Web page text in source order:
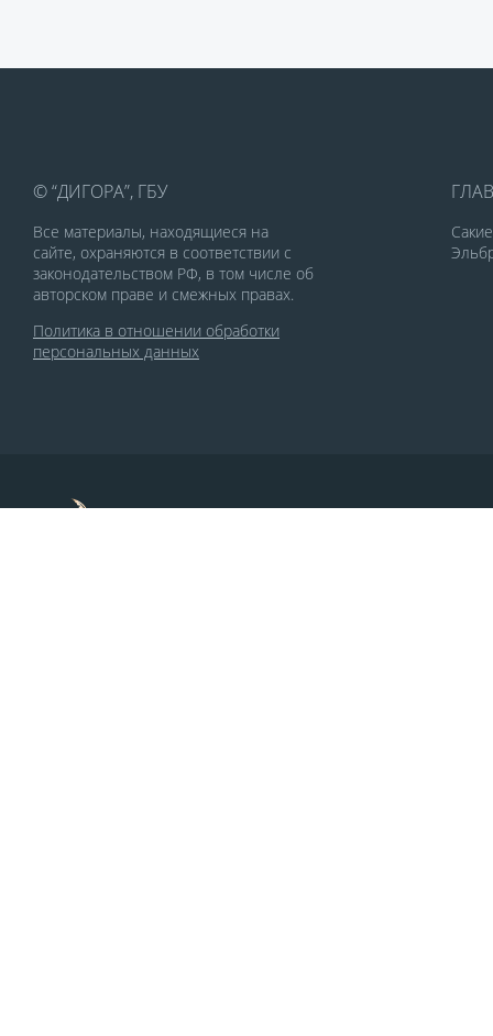
© “ДИГОРА”, ГБУ
Все материалы, находящиеся на
сайте, охраняются в соответствии с
законодательством РФ, в том числе об
авторском праве и смежных правах.
Политика в отношении обработки
персональных данных